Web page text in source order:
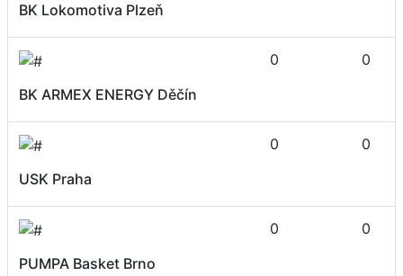
BK Lokomotiva Plzeň
BK ARMEX ENERGY Děčín
0 0
USK Praha
0 0
PUMPA Basket Brno
0 0